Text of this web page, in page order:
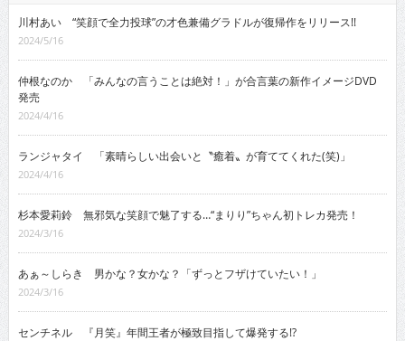
川村あい “笑顔で全力投球”の才色兼備グラドルが復帰作をリリース!!
2024/5/16
仲根なのか 「みんなの言うことは絶対！」が合言葉の新作イメージDVD
発売
2024/4/16
ランジャタイ 「素晴らしい出会いと〝癒着〟が育ててくれた(笑)」
2024/4/16
杉本愛莉鈴 無邪気な笑顔で魅了する…“まりり”ちゃん初トレカ発売！
2024/3/16
あぁ～しらき 男かな？女かな？「ずっとフザけていたい！」
2024/3/16
センチネル 『月笑』年間王者が極致目指して爆発する!?